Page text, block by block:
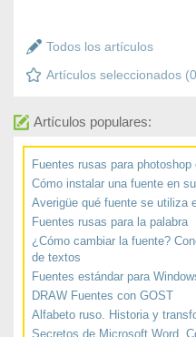
Todos los artículos
Artículos seleccionados (0
Artículos populares:
Fuentes rusas para photoshop
Cómo instalar una fuente en
Averigüe qué fuente se utiliza
Fuentes rusas para la palabra
¿Cómo cambiar la fuente?
de textos
Fuentes estándar para
DRAW Fuentes con GOST
Alfabeto ruso. Historia y
Secretos de Microsoft Word.